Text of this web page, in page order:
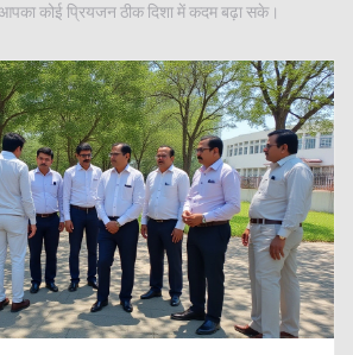
आपका कोई प्रियजन ठीक दिशा में कदम बढ़ा सके।